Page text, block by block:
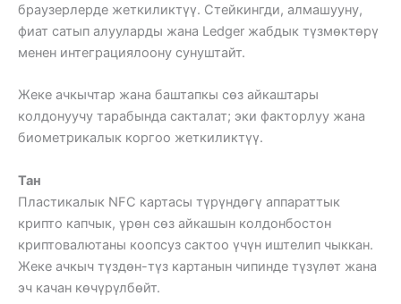
браузерлерде жеткиликтүү. Стейкингди, алмашууну,
фиат сатып алууларды жана Ledger жабдык түзмөктөрү
менен интеграциялоону сунуштайт.
Жеке ачкычтар жана баштапкы сөз айкаштары
колдонуучу тарабында сакталат; эки факторлуу жана
биометрикалык коргоо жеткиликтүү.
Тан
Пластикалык NFC картасы түрүндөгү аппараттык
крипто капчык, үрөн сөз айкашын колдонбостон
криптовалютаны коопсуз сактоо үчүн иштелип чыккан.
Жеке ачкыч түздөн-түз картанын чипинде түзүлөт жана
эч качан көчүрүлбөйт.